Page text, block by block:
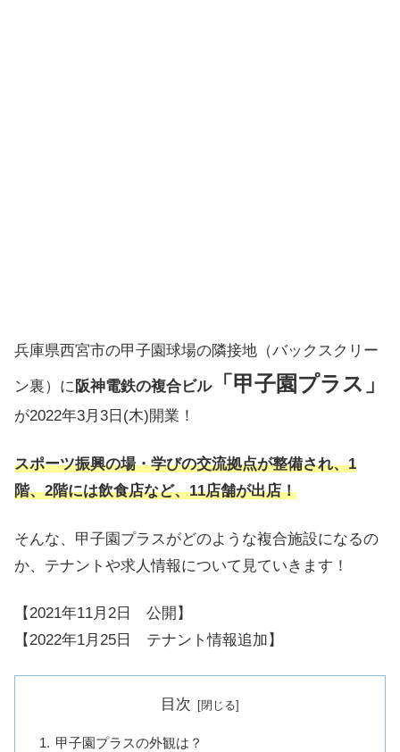
兵庫県西宮市の甲子園球場の隣接地（バックスクリー
ン裏）に 阪神電鉄の複合ビル「甲子園プラス」
が2022年3月3日(木)開業！
スポーツ振興の場・学びの交流拠点が整備され、1
階、2階には飲食店など、11店舗が出店！
そんな、甲子園プラスがどのような複合施設になるの
か、テナントや求人情報について見ていきます！
【2021年11月2日 公開】
【2022年1月25日 テナント情報追加】
目次
甲子園プラスの外観は？